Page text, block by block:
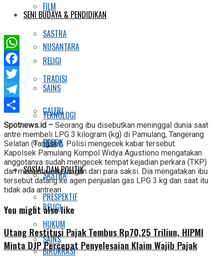
FILM
SASTRA
RELIGI
SAINS
TEKNOLOGI
SOSOK
SOSIAL DAN POLITIK
PRESPEKTIF
HUKUM
BIROKRASI
SENI BUDAYA & PENDIDIKAN
NUSANTARA
TRADISI
GALERI
FILM
SASTRA
RELIGI
SAINS
WhatsApp
Facebook
Twitter
Telegram
Share
Spotnews.id – Seorang ibu disebutkan meninggal dunia saat
antre membeli LPG 3 kilogram (kg) di Pamulang, Tangerang
Selatan (Tangsel). Polisi mengecek kabar tersebut.
Kapolsek Pamulang Kompol Widya Agustiono mengatakan
anggotanya sudah mengecek tempat kejadian perkara (TKP)
dan meminta keterangan dari para saksi. Dia mengatakan ibu
tersebut datang ke agen penjualan gas LPG 3 kg dan saat itu
tidak ada antrean.
You might also like
Utang Restitusi Pajak Tembus Rp70,25 Triliun, HIPMI
Minta DJP Percepat Penyelesaian Klaim Wajib Pajak